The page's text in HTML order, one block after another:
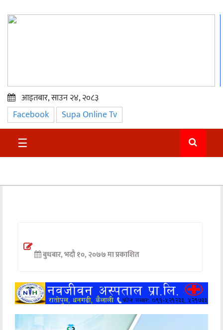
प्रमुख
समाचार
सुदुर
अन्तर्वार्ता
खेलकुद
मनोरञ्जन
अन्य
आइतबार, साउन २४, २०८३
Facebook Supa Online Tv
☰
बुधबार, भदौ १०, २०७७ मा प्रकाशित